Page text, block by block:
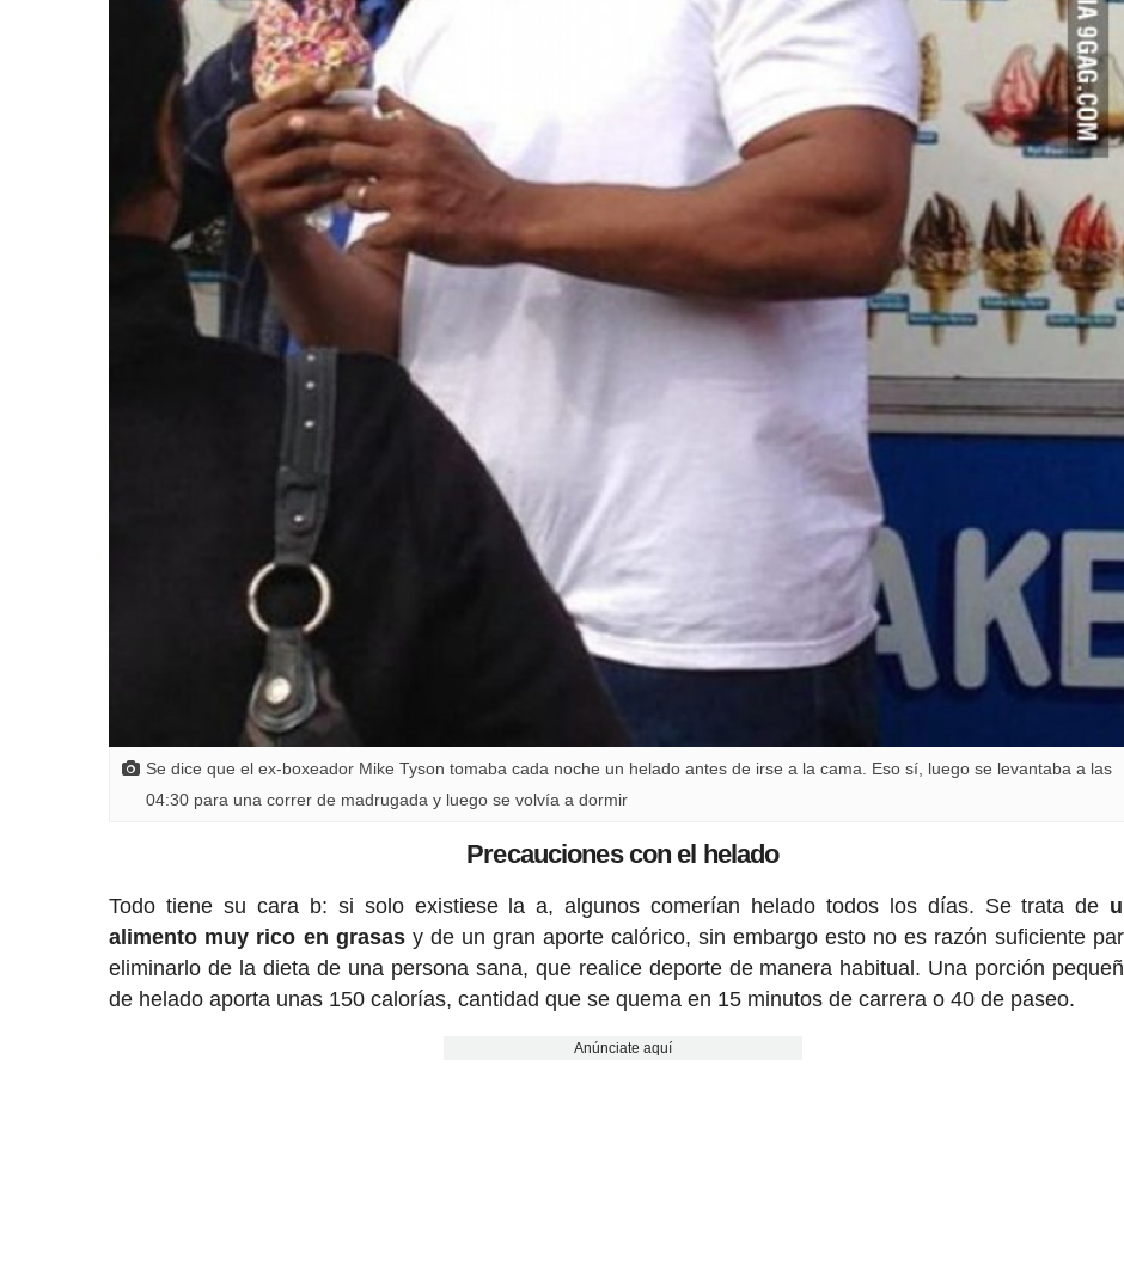
Se dice que el ex-boxeador Mike Tyson tomaba cada noche un helado antes de irse a la cama. Eso sí, luego se levantaba a las
04:30 para una correr de madrugada y luego se volvía a dormir
Precauciones con el helado
Todo tiene su cara b: si solo existiese la a, algunos comerían helado todos los días. Se trata de
alimento muy rico en grasasy de un gran aporte calórico, sin embargo esto no es razón suficiente
eliminarlo de la dieta de una persona sana, que realice deporte de manera habitual. Una porción
de helado aporta unas 150 calorías, cantidad que se quema en 15 minutos de carrera o 40 de paseo.
Anúnciate aquí